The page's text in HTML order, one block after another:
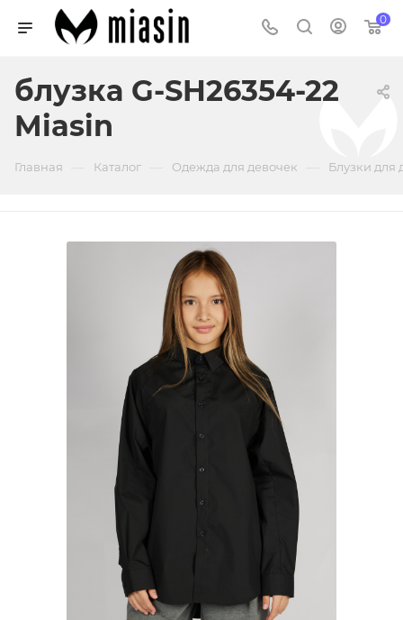
0
блузка G-SH26354-22
Miasin
Главная Каталог Одежда для девочек Блузки для